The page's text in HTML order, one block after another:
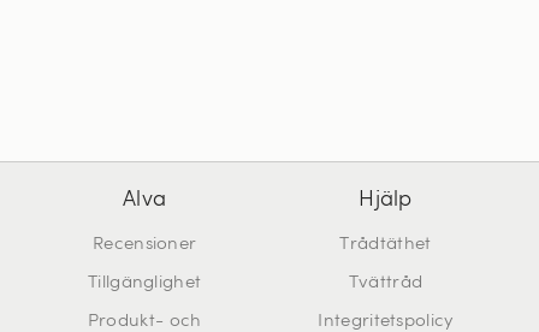
Alva
Recensioner
Tillgänglighet
Produkt- och
Hjälp
Trådtäthet
Tvättråd
Integritetspolicy